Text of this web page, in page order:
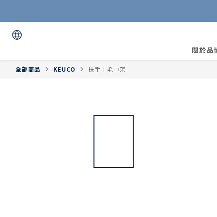
關於品
全部商品 KEUCO 扶手｜毛巾架